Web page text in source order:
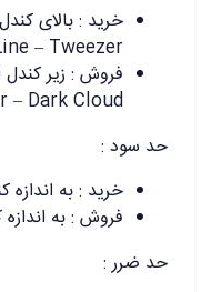
– Tweezer
– Dark Cloud
حد سود :
خرید : به اندازه
فروش : به
حد ضرر :